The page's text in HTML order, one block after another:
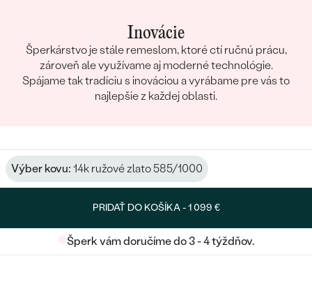
Inovácie
Šperkárstvo je stále remeslom, ktoré ctí ručnú prácu,
zároveň ale využívame aj moderné technológie.
Spájame tak tradíciu s inováciou a vyrábame pre vás to
najlepšie z každej oblasti.
Výber kovu: 14k ružové zlato 585/1000
PRIDAŤ DO KOŠÍKA -1 099 €
Šperk vám doručíme do 3 - 4 týždňov.